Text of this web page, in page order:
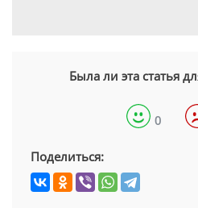
Была ли эта статья
0
Поделиться: